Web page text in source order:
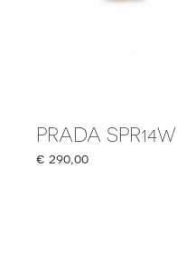
PRADA SPR14W
€ 290,00